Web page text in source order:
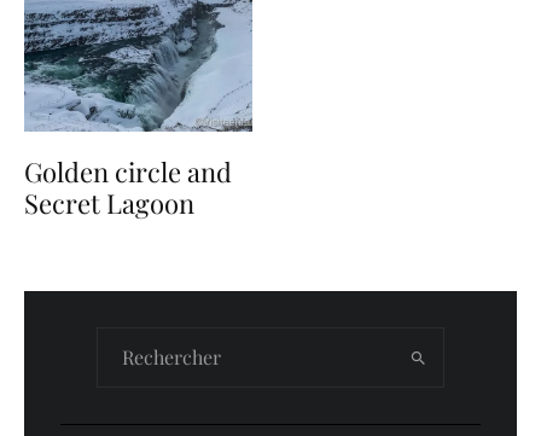
Golden circle and
Secret Lagoon